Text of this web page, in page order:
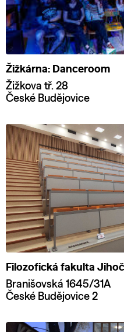
Žižkárna: Danceroom
Žižkova tř. 28
České Budějovice
Filozofická fakulta
Branišovská 1645/31A
České Budějovice 2